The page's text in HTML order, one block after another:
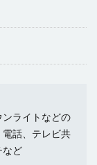
ライトなどの
話、テレビ共
など